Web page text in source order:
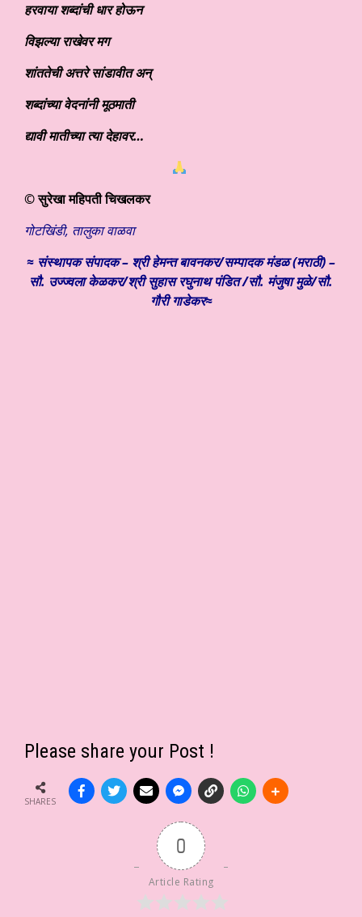
हरवाया शब्दांची धार होऊन
विझल्या राखेवर मग
शांततेची अत्तरे सांडावीत अन्
शब्दांच्या वेदनांनी मूठमाती
द्यावी मातीच्या त्या देहावर…
©सुरेखा महिपती चिखलकर
गोटखिंडी, तालुका वाळवा
≈ संस्थापक संपादक – श्री हेमन्त बावनकर/सम्पादक मंडळ (मराठी) –
सौ. उज्ज्वला केळकर/श्री सुहास रघुनाथ पंडित /सौ. मंजुषा मुळे/सौ.
गौरी गाडेकर≈
Please share your Post !
SHARES
0
Article Rating